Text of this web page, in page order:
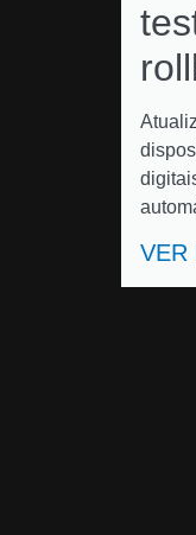
VER